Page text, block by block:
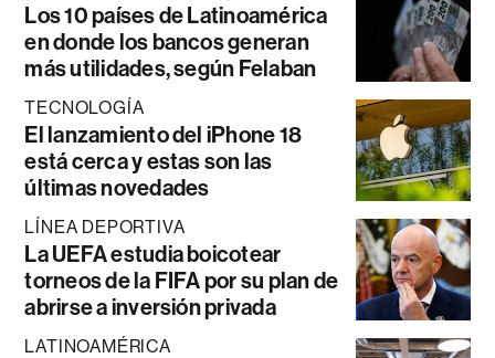
Los 10 países de Latinoamérica
en donde los bancos generan
más utilidades, según Felaban
TECNOLOGÍA
El lanzamiento del iPhone 18
está cerca y estas son las
últimas novedades
LÍNEA DEPORTIVA
La UEFA estudia boicotear
torneos de la FIFA por su plan de
abrirse a inversión privada
LATINOAMÉRICA